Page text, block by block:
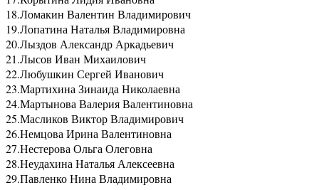
18.Ломакин Валентин Владимирович
19.Лопатина Наталья Владимировна
20.Лыздов Александр Аркадьевич
21.Лысов Иван Михаилович
22.Любушкин Сергей Иванович
23.Мартихина Зинаида Николаевна
24.Мартынова Валерия Валентиновна
25.Масликов Виктор Владимирович
26.Немцова Ирина Валентиновна
27.Нестерова Ольга Олеговна
28.Неудахина Наталья Алексеевна
29.Павленко Нина Владимировна